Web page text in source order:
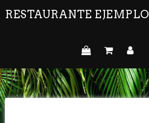
RESTAURANTE EJEMPLO